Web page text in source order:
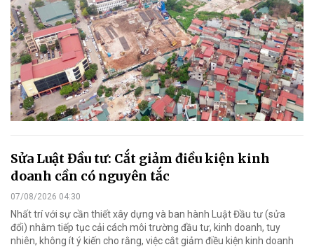
Sửa Luật Đầu tư: Cắt giảm điều kiện kinh
doanh cần có nguyên tắc
07/08/2026 04:30
Nhất trí với sự cần thiết xây dựng và ban hành Luật Đầu tư (sửa
đổi) nhằm tiếp tục cải cách môi trường đầu tư, kinh doanh, tuy
nhiên, không ít ý kiến cho rằng, việc cắt giảm điều kiện kinh doanh